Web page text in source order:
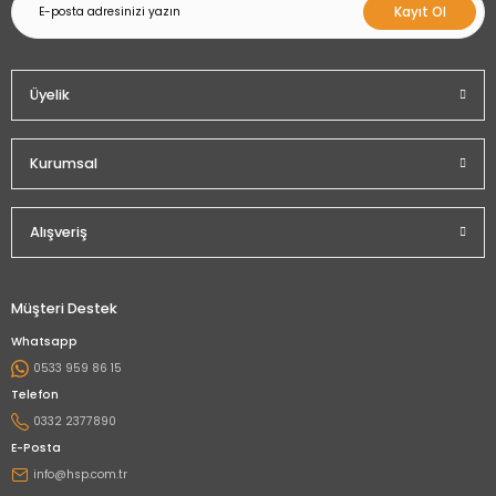
Kayıt Ol
Üyelik
Kurumsal
Alışveriş
Müşteri Destek
Whatsapp
0533 959 86 15
Telefon
0332 2377890
E-Posta
info@hsp.com.tr